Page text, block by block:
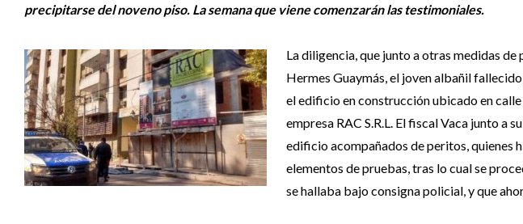
precipitarse del noveno piso. La semana que viene comenzarán las testimoniales.
La diligencia, que junto a otras medidas
Hermes Guaymás, el joven albañil
el edificio en construcción ubicado en
empresa RAC S.R.L. El fiscal Vaca junto a
edificio acompañados de peritos, quienes
elementos de pruebas, tras lo cual se
se hallaba bajo consigna policial, y que